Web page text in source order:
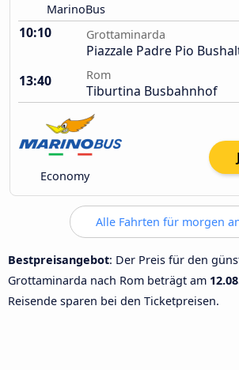
MarinoBus
10:10 Grottaminarda
Piazzale Padre Pio
13:40
Rom
Tiburtina Busbahnhof
Economy
Alle Fahrten für morgen
Bestpreisangebot: Der Preis für den
Grottaminarda nach Rom beträgt am
Reisende sparen bei den Ticketpreisen.